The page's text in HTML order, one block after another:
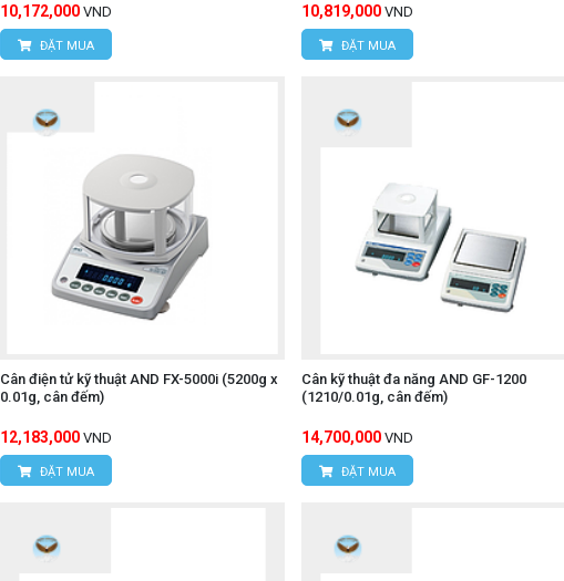
10,172,000 VND
ĐẶT MUA
10,819,000 VND
ĐẶT MUA
Cân điện tử kỹ thuật AND FX-5000i (5200g x
0.01g, cân đếm)
12,183,000 VND
ĐẶT MUA
Cân kỹ thuật đa năng AND GF-1200
(1210/0.01g, cân đếm)
14,700,000 VND
ĐẶT MUA